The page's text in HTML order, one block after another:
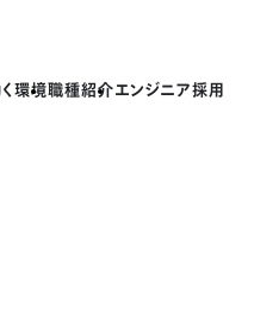
環境職種紹介エンジニア採用